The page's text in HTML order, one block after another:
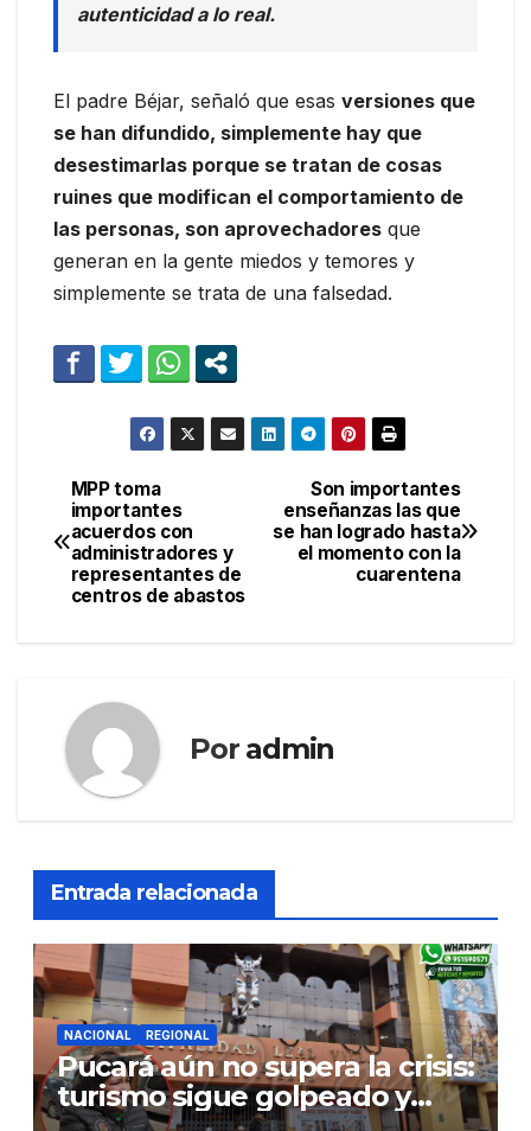
autenticidad a lo real.
El padre Béjar, señaló que esas versiones que
se han difundido, simplemente hay que
desestimarlas porque se tratan de cosas
ruines que modifican el comportamiento de
las personas, son aprovechadores que
generan en la gente miedos y temores y
simplemente se trata de una falsedad.
Navegación
de
entradas
Son importantes
enseñanzas las que
se han logrado hasta
el momento con la
cuarentena
MPP toma
importantes
acuerdos con
administradores y
representantes de
centros de abastos
Por admin
Entrada relacionada
NACIONAL REGIONAL
Pucará aún no supera la crisis:
turismo sigue golpeado y